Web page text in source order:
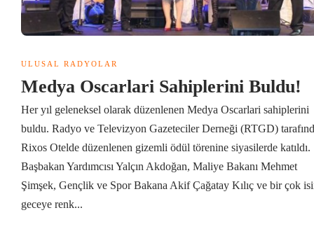
ULUSAL RADYOLAR
Medya Oscarlari Sahiplerini Buldu!
Her yıl geleneksel olarak düzenlenen Medya Oscarlari sahiplerini
buldu. Radyo ve Televizyon Gazeteciler Derneği (RTGD)
Rixos Otelde düzenlenen gizemli ödül törenine siyasilerde katıldı.
Başbakan Yardımcısı Yalçın Akdoğan, Maliye Bakanı Mehmet
Şimşek, Gençlik ve Spor Bakana Akif Çağatay Kılıç ve bir çok
geceye renk...